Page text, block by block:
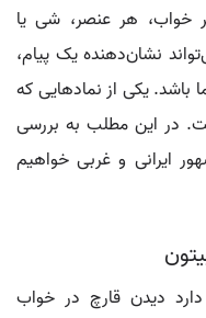
خواب، هر عنصر، شی یا
نشان‌دهنده‌ یک پیام،
باشد. یکی از نمادهایی که
در این مطلب به بررسی
ایرانی و غربی خواهیم
دارد دیدن قارچ در خواب